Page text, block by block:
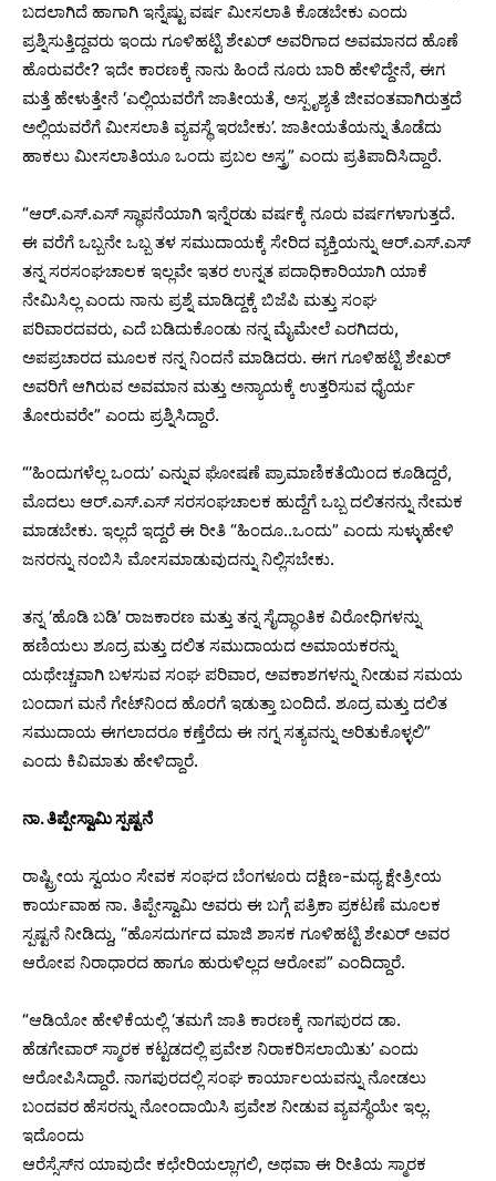
ಬದಲಾಗಿದೆ ಹಾಗಾಗಿ ಇನ್ನೆಷ್ಟು ವರ್ಷ ಮೀಸಲಾತಿ ಕೊಡಬೇಕು ಎಂದು
ಪ್ರಶ್ನಿಸುತ್ತಿದ್ದವರು ಇಂದು ಗೂಳಿಹಟ್ಟಿ ಶೇಖರ್ ಅವರಿಗಾದ ಅವಮಾನದ ಹೊಣೆ
ಹೊರುವರೇ? ಇದೇ ಕಾರಣಕ್ಕೆ ನಾನು ಹಿಂದೆ ನೂರು ಬಾರಿ ಹೇಳಿದ್ದೇನೆ, ಈಗ
ಮತ್ತೆ ಹೇಳುತ್ತೇನೆ ‘ಎಲ್ಲಿಯವರೆಗೆ ಜಾತೀಯತೆ, ಅಸ್ಪೃಶ್ಯತೆ ಜೀವಂತವಾಗಿರುತ್ತದೆ
ಅಲ್ಲಿಯವರೆಗೆ ಮೀಸಲಾತಿ ವ್ಯವಸ್ಥೆ ಇರಬೇಕು’. ಜಾತೀಯತೆಯನ್ನು ತೊಡೆದು
ಹಾಕಲು ಮೀಸಲಾತಿಯೂ ಒಂದು ಪ್ರಬಲ ಅಸ್ತ್ರ” ಎಂದು ಪ್ರತಿಪಾದಿಸಿದ್ದಾರೆ.
“ಆರ್.ಎಸ್.ಎಸ್ ಸ್ಥಾಪನೆಯಾಗಿ ಇನ್ನೆರಡು ವರ್ಷಕ್ಕೆ ನೂರು ವರ್ಷಗಳಾಗುತ್ತದೆ.
ಈ ವರೆಗೆ ಒಬ್ಬನೇ ಒಬ್ಬ ತಳ ಸಮುದಾಯಕ್ಕೆ ಸೇರಿದ ವ್ಯಕ್ತಿಯನ್ನು ಆರ್.ಎಸ್.ಎಸ್
ತನ್ನ ‌ಸರಸಂಘಚಾಲಕ ಇಲ್ಲವೇ ಇತರ ಉನ್ನತ ಪದಾಧಿಕಾರಿಯಾಗಿ ಯಾಕೆ
ನೇಮಿಸಿಲ್ಲ ಎಂದು ನಾನು ಪ್ರಶ್ನೆ ಮಾಡಿದ್ದಕ್ಕೆ ಬಿಜೆಪಿ ಮತ್ತು ಸಂಘ
ಪರಿವಾರದವರು, ಎದೆ ಬಡಿದುಕೊಂಡು ನನ್ನ ಮೈಮೇಲೆ ಎರಗಿದರು,
ಅಪಪ್ರಚಾರದ ಮೂಲಕ ನನ್ನ ನಿಂದನೆ ಮಾಡಿದರು. ಈಗ ಗೂಳಿಹಟ್ಟಿ ಶೇಖರ್
ಅವರಿಗೆ ಆಗಿರುವ ಅವಮಾನ ಮತ್ತು ಅನ್ಯಾಯಕ್ಕೆ ಉತ್ತರಿಸುವ ಧೈರ್ಯ
ತೋರುವರೇ” ಎಂದು ಪ್ರಶ್ನಿಸಿದ್ದಾರೆ.
“’ಹಿಂದುಗಳೆಲ್ಲ ಒಂದು’ ಎನ್ನುವ ಘೋಷಣೆ ಪ್ರಾಮಾಣಿಕತೆಯಿಂದ ಕೂಡಿದ್ದರೆ,
ಮೊದಲು ಆರ್.ಎಸ್.ಎಸ್ ಸರಸಂಘಚಾಲಕ ಹುದ್ದೆಗೆ ಒಬ್ಬ ದಲಿತನನ್ನು ನೇಮಕ‌
ಮಾಡಬೇಕು. ಇಲ್ಲದೆ ಇದ್ದರೆ ಈ ರೀತಿ “ಹಿಂದೂ..ಒಂದು” ಎಂದು ಸುಳ್ಳುಹೇಳಿ
ಜನರನ್ನು ನಂಬಿಸಿ‌ ಮೋಸಮಾಡುವುದನ್ನು ನಿಲ್ಲಿಸಬೇಕು.
ತನ್ನ ‘ಹೊಡಿ ಬಡಿ’ ರಾಜಕಾರಣ ಮತ್ತು ತನ್ನ ಸೈದ್ಧಾಂತಿಕ ವಿರೋಧಿಗಳನ್ನು
ಹಣಿಯಲು ಶೂದ್ರ ಮತ್ತು ದಲಿತ ಸಮುದಾಯದ ಅಮಾಯಕರನ್ನು
ಯಥೇಚ್ಚವಾಗಿ ಬಳಸುವ ಸಂಘ ಪರಿವಾರ, ಅವಕಾಶಗಳನ್ನು‌ ನೀಡುವ ಸಮಯ
ಬಂದಾಗ ಮನೆ ಗೇಟ್‌ನಿಂದ ಹೊರಗೆ ಇಡುತ್ತಾ ಬಂದಿದೆ. ಶೂದ್ರ ಮತ್ತು‌ ದಲಿತ
ಸಮುದಾಯ ಈಗಲಾದರೂ ಕಣ್ತೆರೆದು ಈ ನಗ್ನ ಸತ್ಯವನ್ನು ಅರಿತುಕೊಳ್ಳಲಿ”
ಎಂದು ಕಿವಿಮಾತು ಹೇಳಿದ್ದಾರೆ.
ನಾ. ತಿಪ್ಪೇಸ್ವಾಮಿ ಸ್ಪಷ್ಟನೆ
ರಾಷ್ಟ್ರೀಯ ಸ್ವಯಂ ಸೇವಕ ಸಂಘದ ಬೆಂಗಳೂರು ದಕ್ಷಿಣ-ಮಧ್ಯ ಕ್ಷೇತ್ರೀಯ
ಕಾರ್ಯವಾಹ ನಾ. ತಿಪ್ಪೇಸ್ವಾಮಿ ಅವರು ಈ ಬಗ್ಗೆ ಪತ್ರಿಕಾ ಪ್ರಕಟಣೆ ಮೂಲಕ
ಸ್ಪಷ್ಟನೆ ನೀಡಿದ್ದು, “ಹೊಸದುರ್ಗದ ಮಾಜಿ ಶಾಸಕ ಗೂಳಿಹಟ್ಟಿ ಶೇಖರ್ ಅವರ
ಆರೋಪ ನಿರಾಧಾರದ ಹಾಗೂ ಹುರುಳಿಲ್ಲದ ಆರೋಪ” ಎಂದಿದ್ದಾರೆ.
“ಆಡಿಯೋ ಹೇಳಿಕೆಯಲ್ಲಿ ‘ತಮಗೆ ಜಾತಿ ಕಾರಣಕ್ಕೆ ನಾಗಪುರದ ಡಾ.
ಹೆಡಗೇವಾರ್ ಸ್ಮಾರಕ ಕಟ್ಟಡದಲ್ಲಿ ಪ್ರವೇಶ ನಿರಾಕರಿಸಲಾಯಿತು’ ಎಂದು
ಆರೋಪಿಸಿದ್ದಾರೆ. ನಾಗಪುರದಲ್ಲಿ ಸಂಘ ಕಾರ್ಯಾಲಯವನ್ನು ನೋಡಲು
ಬಂದವರ ಹೆಸರನ್ನು ನೋಂದಾಯಿಸಿ ಪ್ರವೇಶ ನೀಡುವ ವ್ಯವಸ್ಥೆಯೇ ಇಲ್ಲ.
ಇದೊಂದು
ಆರೆಸ್ಸೆಸ್‌ನ ಯಾವುದೇ ಕಛೇರಿಯಲ್ಲಾಗಲಿ, ಅಥವಾ ಈ ರೀತಿಯ ಸ್ಮಾರಕ